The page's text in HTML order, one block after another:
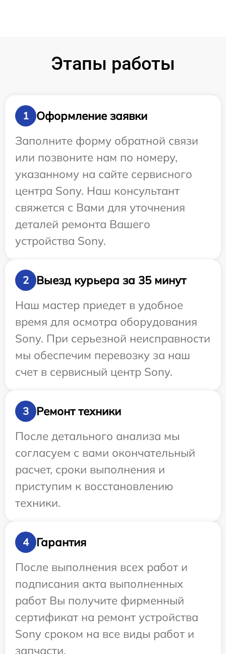
Этапы работы
1
Оформление заявки
Заполните форму обратной связи
или позвоните нам по номеру,
указанному на сайте сервисного
центра Sony. Наш консультант
свяжется с Вами для уточнения
деталей ремонта Вашего
устройства Sony.
2
Выезд курьера за 35 минут
Наш мастер приедет в удобное
время для осмотра оборудования
Sony. При серьезной неисправности
мы обеспечим перевозку за наш
счет в сервисный центр Sony.
3
Ремонт техники
После детального анализа мы
согласуем с вами окончательный
расчет, сроки выполнения и
приступим к восстановлению
техники.
4
Гарантия
После выполнения всех работ и
подписания акта выполненных
работ Вы получите фирменный
сертификат на ремонт устройства
Sony сроком на все виды работ и
запчасти.